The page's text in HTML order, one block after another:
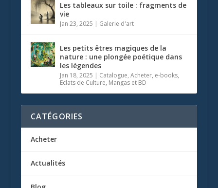
Les tableaux sur toile : fragments de
vie
Jan 23, 2025 Galerie d'art
Les petits êtres magiques de la
nature : une plongée poétique dans
les légendes
Jan 18, 2025 Catalogue, Acheter, e-books,
Eclats de Culture, Mangas et BD
CATÉGORIES
Acheter
Actualités